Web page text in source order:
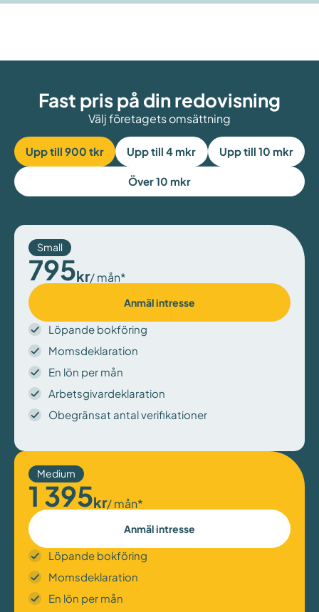
Fast pris på din redovisning
Välj företagets omsättning
Upp till 900 tkr Upp till 4 mkr Upp till 10 mkr
Över 10 mkr
Small
795kr/ mån*
Anmäl intresse
Löpande bokföring
Momsdeklaration
En lön per mån
Arbetsgivardeklaration
Obegränsat antal verifikationer
Medium
1 395kr/ mån*
Anmäl intresse
Löpande bokföring
Momsdeklaration
En lön per mån